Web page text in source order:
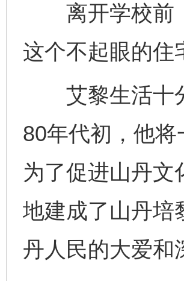
离开学校前，
这个不起眼的住
艾黎生活十分
80年代初，他
为了促进山丹文
地建成了山丹
丹人民的大爱和